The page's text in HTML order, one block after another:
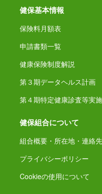
健保基本情報
保険料月額表
申請書類一覧
健康保険制度解説
第３期データヘルス計画
第４期特定健康診査等実
健保組合について
組合概要・所在地・連絡先
プライバシーポリシー
Cookieの使用について